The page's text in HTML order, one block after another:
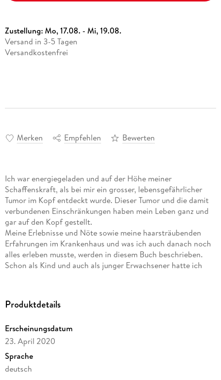
Zustellung:Mo, 17.08. - Mi, 19.08.
Versand in 3-5 Tagen
Versandkostenfrei
Merken Empfehlen Bewerten
Ich war energiegeladen und auf der Höhe meiner
Schaffenskraft, als bei mir ein grosser, lebensgefährlicher
Tumor im Kopf entdeckt wurde. Dieser Tumor und die damit
verbundenen Einschränkungen haben mein Leben ganz und
gar auf den Kopf gestellt.
Meine Erlebnisse und Nöte sowie meine haarsträubenden
Erfahrungen im Krankenhaus und was ich auch danach noch
alles erleben musste, werden in diesem Buch beschrieben.
Schon als Kind und auch als junger Erwachsener hatte ich
lassen. Ich habe sodann versucht, dem Tumor und dendanach
die Schärfe und Tragik zu nehmen.
Produktdetails
Erscheinungsdatum
23. April 2020
Sprache
deutsch